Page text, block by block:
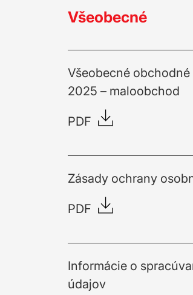
Všeobecné
Všeobecné
2025 – maloobchod
PDF
Zásady ochrany
PDF
Informácie o
údajov